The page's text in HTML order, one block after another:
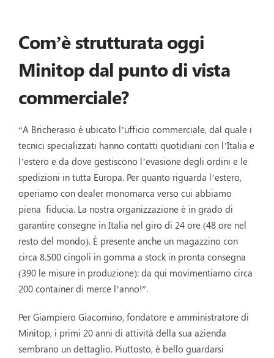
Com’è strutturata oggi
Minitop dal punto di vista
commerciale?
“A Bricherasio è ubicato l’ufficio commerciale, dal quale i
tecnici specializzati hanno contatti quotidiani con l’Italia e
l’estero e da dove gestiscono l’evasione degli ordini e le
spedizioni in tutta Europa. Per quanto riguarda l’estero,
operiamo con dealer monomarca verso cui abbiamo
piena fiducia. La nostra organizzazione è in grado di
garantire consegne in Italia nel giro di 24 ore (48 ore nel
resto del mondo). È presente anche un magazzino con
circa 8.500 cingoli in gomma a stock in pronta consegna
(390 le misure in produzione): da qui movimentiamo circa
200 container di merce l’anno!”.
Per Giampiero Giacomino, fondatore e amministratore di
Minitop, i primi 20 anni di attività della sua azienda
sembrano un dettaglio. Piuttosto, è bello guardarsi